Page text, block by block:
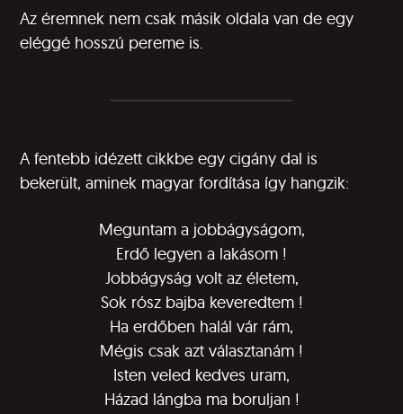
Az éremnek nem csak másik oldala van de egy
eléggé hosszú pereme is.
A fentebb idézett cikkbe egy cigány dal is
bekerült, aminek magyar fordítása így hangzik:
Meguntam a jobbágyságom,
Erdő legyen a lakásom !
Jobbágyság volt az életem,
Sok rósz bajba keveredtem !
Ha erdőben halál vár rám,
Mégis csak azt választanám !
Isten veled kedves uram,
Házad lángba ma boruljan !